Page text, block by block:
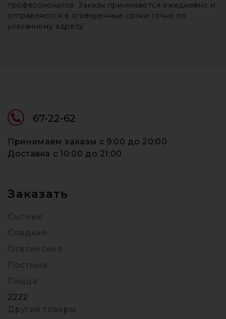
профессионалов. Заказы принимаются ежедневно и
отправляются в оговоренные сроки точно по
указанному адресу.
67-22-62
Принимаем заказы c 9:00 до 20:00
Доставка c 10:00 до 21:00
Заказать
Сытные
Сладкие
Осетинские
Постные
Пицца
2222
Другие товары